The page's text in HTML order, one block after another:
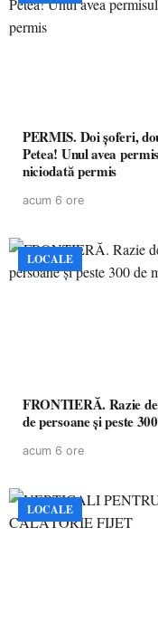
PERMIS. Doi șoferi,
Petea! Unul avea
niciodată permis
acum 6 ore
LOCALE
FRONTIERĂ. Razie
de persoane și peste
acum 6 ore
LOCALE